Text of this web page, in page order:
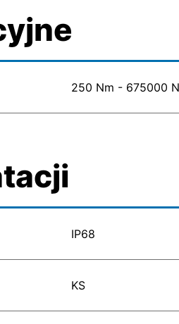
250 Nm - 675000
IP68
KS